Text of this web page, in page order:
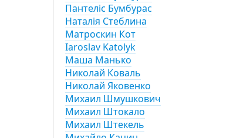
Пантеліс Бумбурас
Наталія Стеблина
Матроскин Кот
Iaroslav Katolyk
Маша Манько
Николай Коваль
Николай Яковенко
Михаил Шмушкович
Михаил Штокало
Михаил Штекель